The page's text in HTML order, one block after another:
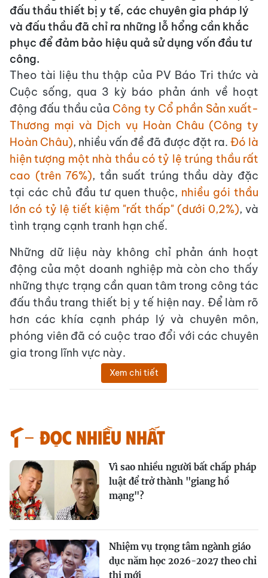
đấu thầu thiết bị y tế, các chuyên gia pháp lý
và đấu thầu đã chỉ ra những lỗ hổng cần khắc
phục để đảm bảo hiệu quả sử dụng vốn đầu tư
công.
Theo tài liệu thu thập của PV Báo Tri thức và
Cuộc sống, qua 3 kỳ báo phản ánh về hoạt
động đấu thầu của Công ty Cổ phần Sản xuất-
Thương mại và Dịch vụ Hoàn Châu (Công ty
Hoàn Châu), nhiều vấn đề đã được đặt ra. Đó là
hiện tượng một nhà thầu có tỷ lệ trúng thầu rất
cao (trên 76%), tần suất trúng thầu dày đặc
tại các chủ đầu tư quen thuộc, nhiều gói thầu
lớn có tỷ lệ tiết kiệm "rất thấp" (dưới 0,2%), và
tình trạng cạnh tranh hạn chế.
Những dữ liệu này không chỉ phản ánh hoạt
động của một doanh nghiệp mà còn cho thấy
những thực trạng cần quan tâm trong công tác
đấu thầu trang thiết bị y tế hiện nay. Để làm rõ
hơn các khía cạnh pháp lý và chuyên môn,
phóng viên đã có cuộc trao đổi với các chuyên
gia trong lĩnh vực này.
Xem chi tiết
Đọc nhiều nhất
Vì sao nhiều người bất chấp pháp
luật để trở thành "giang hồ
mạng"?
Nhiệm vụ trọng tâm ngành giáo
dục năm học 2026-2027 theo chỉ
thị mới